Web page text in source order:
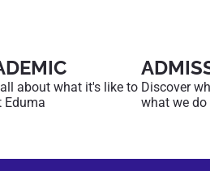
about what it's like to
Eduma
Discover
what we do